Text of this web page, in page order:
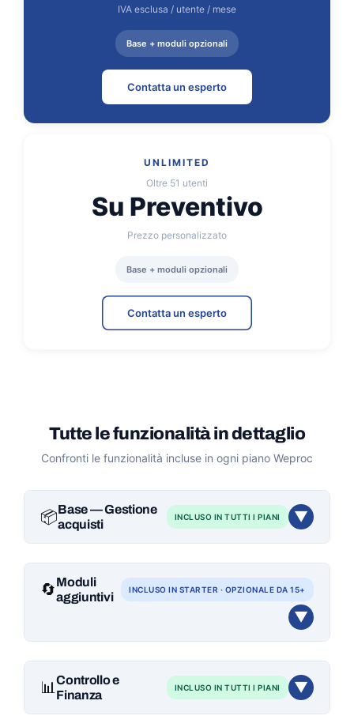
IVA esclusa / utente / mese
Base + moduli opzionali
Contatta un esperto
UNLIMITED
Oltre 51 utenti
Su Preventivo
Prezzo personalizzato
Base + moduli opzionali
Contatta un esperto
Tutte le funzionalità in dettaglio
Confronti le funzionalità incluse in ogni piano Weproc
📦Base — Gestione
acquisti
INCLUSO IN TUTTI I PIANI ▼
Calcoli il suo prezzo personalizzato →Calcolatore prezzi
FUNZIONALITÀ S P E
✓ ✓
Ricezioni e consegne ✓ ✓ ✓ ✓
Anagrafica fornitori ( ✓ ✓ ✓ ✓
🔄Moduli
aggiuntivi
INCLUSO IN STARTER · OPZIONALE DA 15+
▼
Calcoli il suo prezzo personalizzato →Calcolatore prezzi
MODULO S P U
📊Controllo e
Finanza
INCLUSO IN TUTTI I PIANI ▼